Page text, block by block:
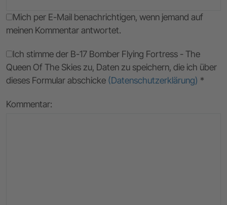
Mich per E-Mail benachrichtigen, wenn jemand auf
meinen Kommentar antwortet.
Ich stimme der B-17 Bomber Flying Fortress - The
Queen Of The Skies zu, Daten zu speichern, die ich über
dieses Formular abschicke (Datenschutzerklärung) *
Kommentar: